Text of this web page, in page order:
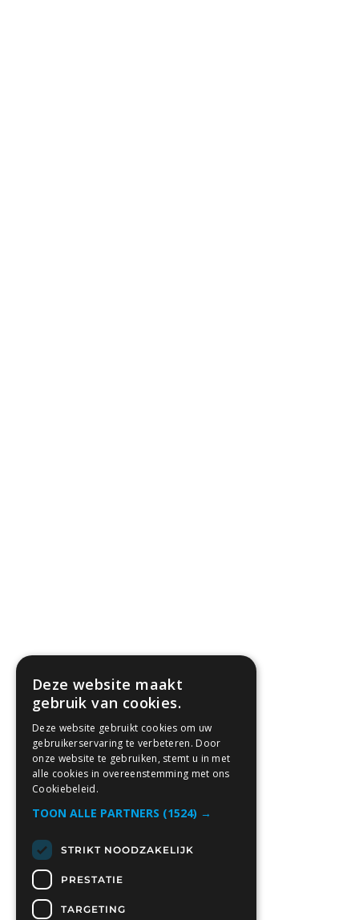
Deze website maakt
gebruik van cookies.
Deze website gebruikt cookies om uw
gebruikerservaring te verbeteren. Door
onze website te gebruiken, stemt u in met
alle cookies in overeenstemming met ons
Cookiebeleid.
TOON ALLE PARTNERS (1524) →
STRIKT NOODZAKELIJK
PRESTATIE
TARGETING